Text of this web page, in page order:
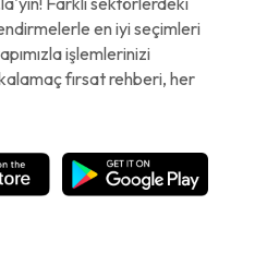
en iyi seçimleri
işlemlerinizi
fırsat rehberi, her